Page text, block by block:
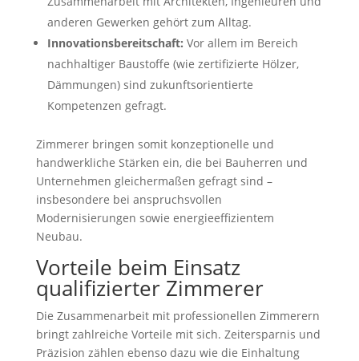
anderen Gewerken gehört zum Alltag.
Innovationsbereitschaft: Vor allem im Bereich
nachhaltiger Baustoffe (wie zertifizierte Hölzer,
Dämmungen) sind zukunftsorientierte
Kompetenzen gefragt.
Zimmerer bringen somit konzeptionelle und
handwerkliche Stärken ein, die bei Bauherren und
Unternehmen gleichermaßen gefragt sind –
insbesondere bei anspruchsvollen
Modernisierungen sowie energieeffizientem
Neubau.
Vorteile beim Einsatz
qualifizierter Zimmerer
Die Zusammenarbeit mit professionellen Zimmerern
bringt zahlreiche Vorteile mit sich. Zeitersparnis und
Präzision zählen ebenso dazu wie die Einhaltung